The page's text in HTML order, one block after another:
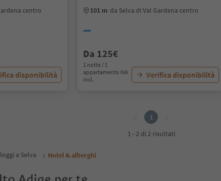
centro
disponibilità
101 m da Selva di Val Gardena centro
Da 125€
1 notte / 1
appartamento IVA
incl.
Verifica disponibilità
1
1 - 2 di 2 risultati
a Selva Hotel & alberghi